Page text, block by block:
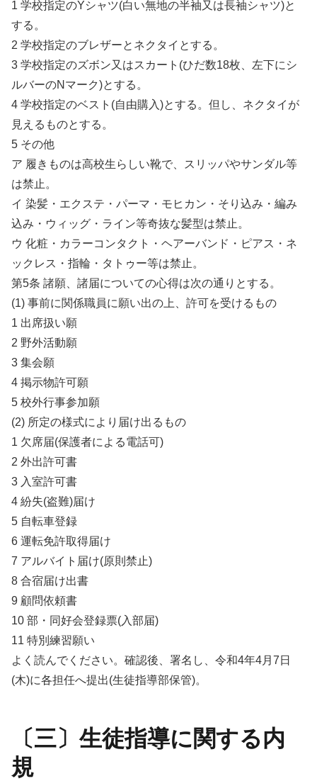
1 学校指定のYシャツ(白い無地の半袖又は長袖シャツ)と
する。
2 学校指定のブレザーとネクタイとする。
3 学校指定のズボン又はスカート(ひだ数18枚、左下にシ
ルバーのNマーク)とする。
4 学校指定のベスト(自由購入)とする。但し、ネクタイが
見えるものとする。
5 その他
ア 履きものは高校生らしい靴で、スリッパやサンダル等
は禁止。
イ 染髪・エクステ・パーマ・モヒカン・そり込み・編み
込み・ウィッグ・ライン等奇抜な髪型は禁止。
ウ 化粧・カラーコンタクト・ヘアーバンド・ピアス・ネ
ックレス・指輪・タトゥー等は禁止。
第5条 諸願、諸届についての心得は次の通りとする。
(1) 事前に関係職員に願い出の上、許可を受けるもの
1 出席扱い願
2 野外活動願
3 集会願
4 掲示物許可願
5 校外行事参加願
(2) 所定の様式により届け出るもの
1 欠席届(保護者による電話可)
2 外出許可書
3 入室許可書
4 紛失(盗難)届け
5 自転車登録
6 運転免許取得届け
7 アルバイト届け(原則禁止)
8 合宿届け出書
9 顧問依頼書
10 部・同好会登録票(入部届)
11 特別練習願い
よく読んでください。確認後、署名し、令和4年4月7日
(木)に各担任へ提出(生徒指導部保管)。
〔三〕生徒指導に関する内
規